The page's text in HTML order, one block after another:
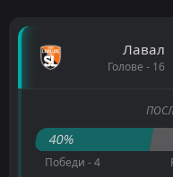
Лавал
Голове - 16
40%
Победи - 4